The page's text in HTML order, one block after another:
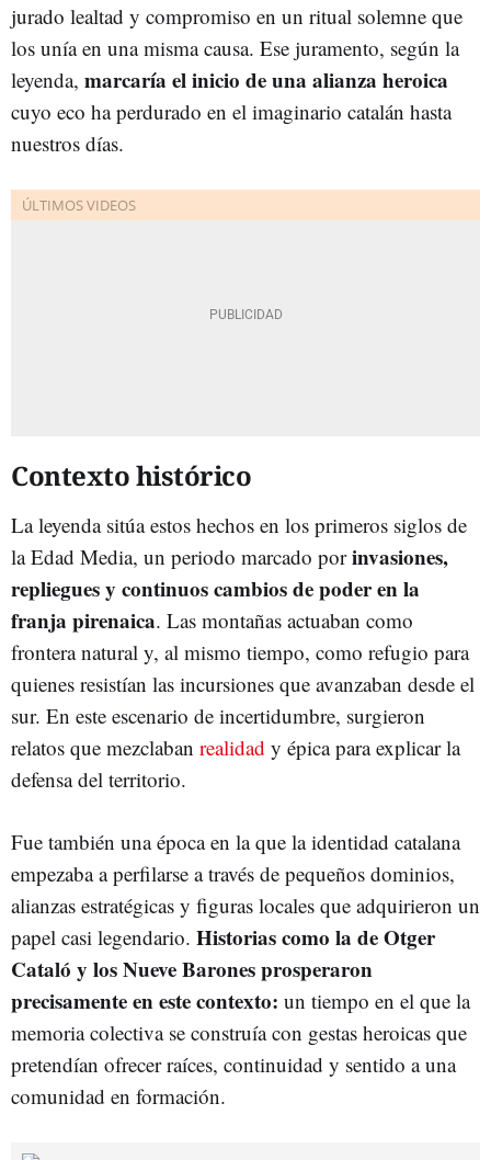
jurado lealtad y compromiso en un ritual solemne que
los unía en una misma causa. Ese juramento, según la
leyenda, marcaría el inicio de una alianza heroica
cuyo eco ha perdurado en el imaginario catalán hasta
nuestros días.
Contexto histórico
La leyenda sitúa estos hechos en los primeros siglos de
la Edad Media, un periodo marcado porinvasiones,
repliegues y continuos cambios de poder en la
franja pirenaica. Las montañas actuaban como
frontera natural y, al mismo tiempo, como refugio para
quienes resistían las incursiones que avanzaban desde el
sur. En este escenario de incertidumbre, surgieron
relatos que mezclaban realidad y épica para explicar la
defensa del territorio.
Fue también una época en la que la identidad catalana
empezaba a perfilarse a través de pequeños dominios,
alianzas estratégicas y figuras locales que adquirieron un
papel casi legendario. Historias como la de Otger
Cataló y los Nueve Barones prosperaron
precisamente en este contexto: un tiempo en el que la
memoria colectiva se construía con gestas heroicas que
pretendían ofrecer raíces, continuidad y sentido a una
comunidad en formación.